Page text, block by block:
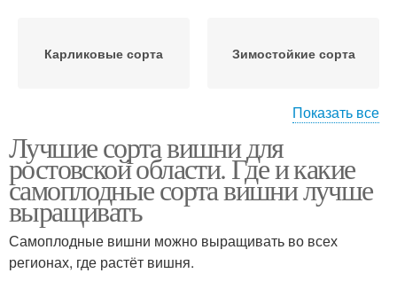
Карликовые сорта Зимостойкие сорта
Новые сорта Высокорослые сорта
Сорта с фото Низкие сорта
Показать все
Лучшие сорта вишни для
ростовской области. Где и какие
самоплодные сорта вишни лучше
выращивать
Самоплодные вишни можно выращивать во всех
регионах, где растёт вишня.